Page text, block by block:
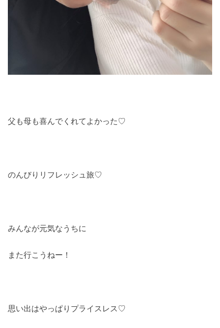
父も母も喜んでくれてよかった♡
のんびりリフレッシュ旅♡
みんなが元気なうちに
また行こうねー！
思い出はやっぱりプライスレス♡